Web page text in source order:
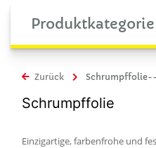
Produktkategorie
Zurück Schrumpffolie--
Schrumpffolie
Einzigartige, farbenfrohe und